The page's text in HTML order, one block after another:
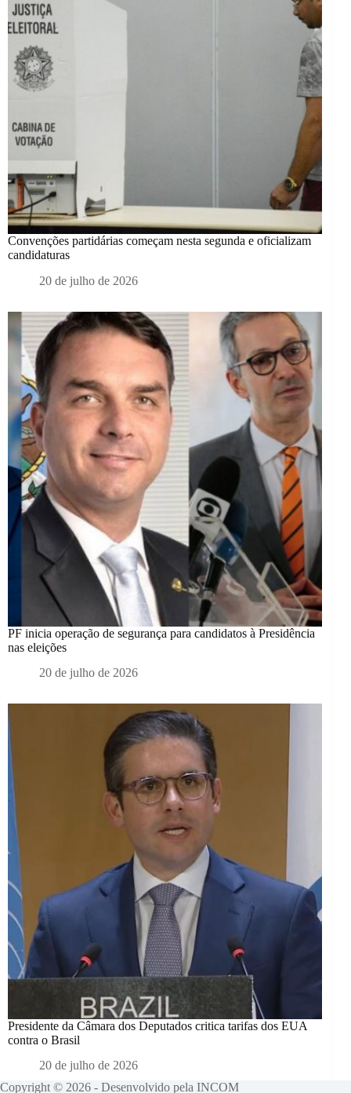
Convenções partidárias começam nesta segunda e oficializam
candidaturas
20 de julho de 2026
PF inicia operação de segurança para candidatos à Presidência
nas eleições
20 de julho de 2026
Presidente da Câmara dos Deputados critica tarifas dos EUA
contra o Brasil
20 de julho de 2026
Copyright © 2026 - Desenvolvido pela INCOM